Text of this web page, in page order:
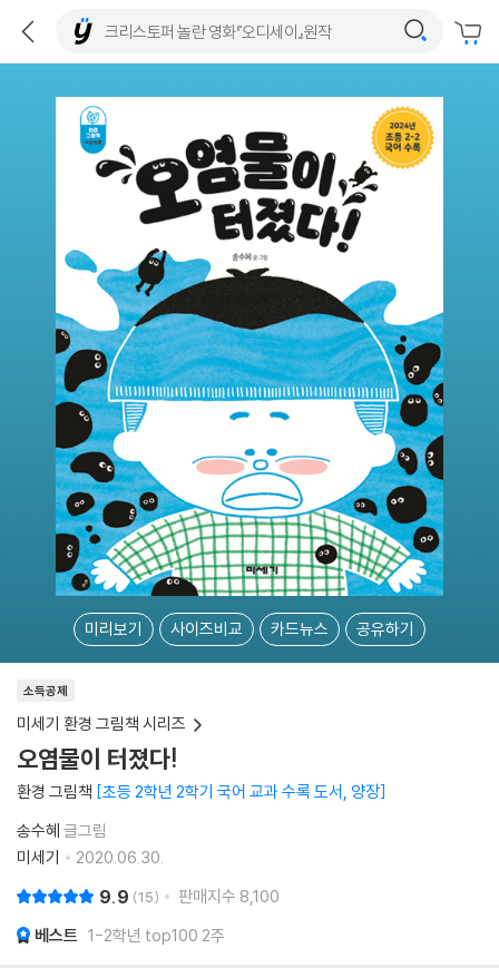
미리보기 사이즈비교 카드뉴스 공유하기
소득공제
미세기 환경 그림책 시리즈
오염물이 터졌다!
환경 그림책 초등 2학년 2학기 국어 교과 수록 도서, 양장
송수혜 글그림
미세기
2020.06.30.
9.9 15 판매지수 8,100
베스트 1-2학년 top100 2주